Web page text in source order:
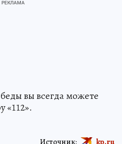
вы всегда можете
«112».
Источник: kp.ru